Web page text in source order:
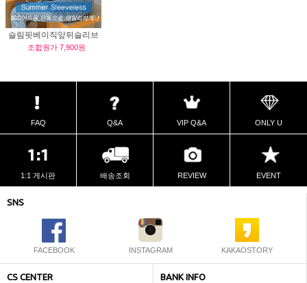
슬림핏베이직앞뒤슬리브
리스
조합원가7,900원
FAQ Q&A VIP Q&A ONLY U
1:1 게시판 배송조회 REVIEW EVENT
SNS
FACEBOOK INSTAGRAM KAKAOSTORY
CS CENTER BANK INFO